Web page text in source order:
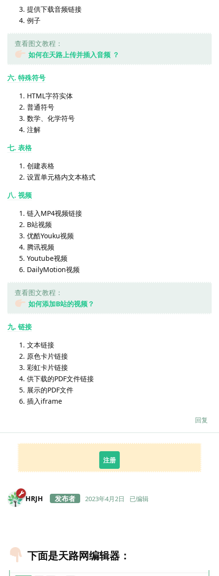
提供下载音频链接
例子
查看图文教程：
如何在天路上传并插入音频 ？
六. 特殊符号
HTML字符实体
普通符号
数学、化学符号
注解
七. 表格
创建表格
设置单元格内文本格式
八. 视频
链入MP4视频链接
B站视频
优酷Youku视频
腾讯视频
Youtube视频
DailyMotion视频
查看图文教程：
如何添加B站的视频？
九. 链接
文本链接
原色卡片链接
彩虹卡片链接
供下载的PDF文件链接
展示的PDF文件
插入iframe
回复
注册
HRJH 2023年4月2日 已编辑
下面是天路网编辑器：